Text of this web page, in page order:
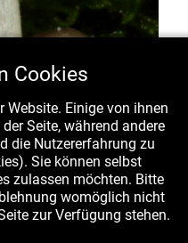
Graugestreiftem
) - Kollektion
Fränkischen
am 26.6.2016
auch in kleinen
Finalphase, das
sein kann und dann
Cookies
Website. Einige von ihnen
Seite, während andere
die Nutzererfahrung zu
Sie können selbst
zulassen möchten. Bitte
womöglich nicht
zur Verfügung stehen.